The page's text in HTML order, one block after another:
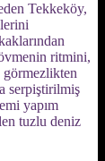
Tekkeköy,
ritmini,
görmezlikten
serpiştirilmiş
yapım
tuzlu deniz